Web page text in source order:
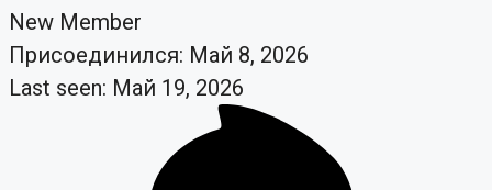
New Member
Присоединился: Май 8, 2026
Last seen: Май 19, 2026